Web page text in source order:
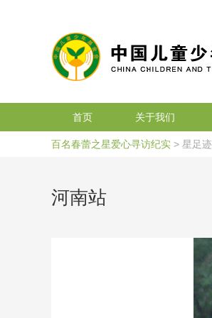
搜索
首页 关于我们
百名春蕾之星爱心寻访纪实 > 星足迹
河南站